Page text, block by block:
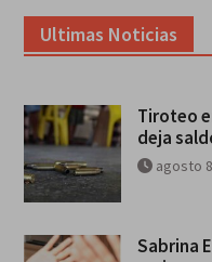
Ultimas Noticias
Tiroteo
deja
agosto
Sabrina